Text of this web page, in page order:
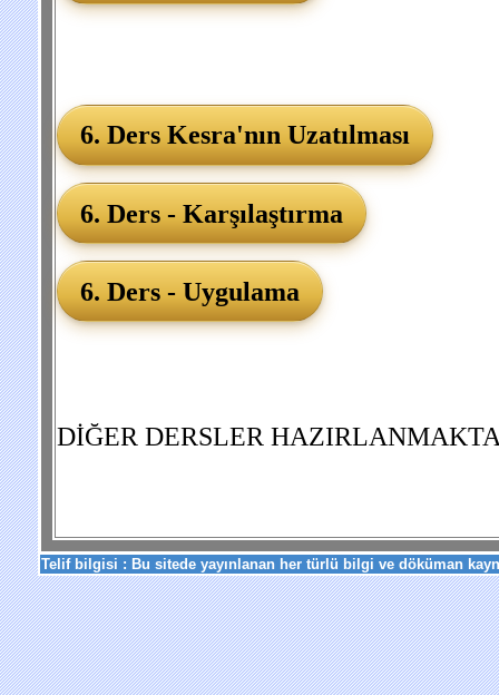
6. Ders Kesra'nın Uzatılması
6. Ders - Karşılaştırma
6. Ders - Uygulama
DİĞER DERSLER
Telif bilgisi : Bu sitede yayınlanan her türlü bilgi ve döküman